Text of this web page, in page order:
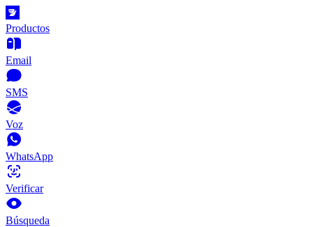
Productos
Email
SMS
Voz
WhatsApp
Verificar
Búsqueda